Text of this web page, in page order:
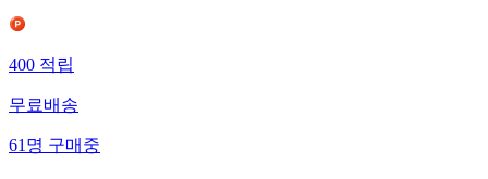
400적립
무료배송
61명구매중